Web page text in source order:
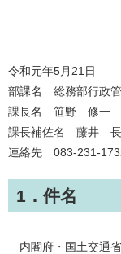
令和元年5月21日
部課名 総務部行政
課長名 笹野 修一
課長補佐名 藤井
連絡先 083-231-
1．件名
内閣府・国土交通